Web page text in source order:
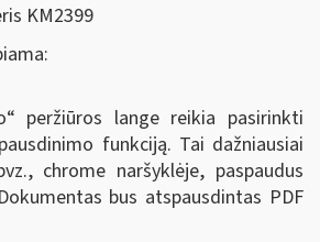
KM2399
“ peržiūros lange reikia pasirinkti
funkciją. Tai dažniausiai
chrome naršyklėje, paspaudus
bus atspausdintas PDF